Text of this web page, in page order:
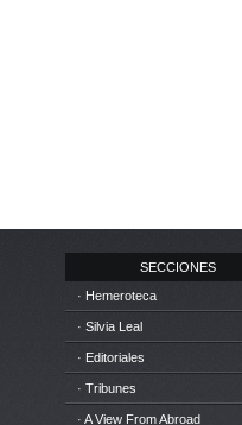
SECCIONES
· Hemeroteca
· Silvia Leal
· Editoriales
· Tribunes
· A View From Abroad